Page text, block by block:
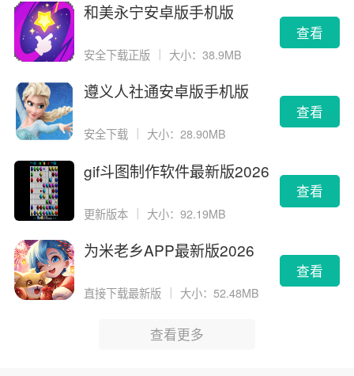
和美永宁安卓版手机版
安全下载正版 大小：38.9MB
查看
遵义人社通安卓版手机版
安全下载 大小：28.90MB
查看
gif斗图制作软件最新版2026
更新版本 ｜ 大小：92.19MB
查看
为米老乡APP最新版2026
直接下载最新版 大小：52.48MB
查看
查看更多